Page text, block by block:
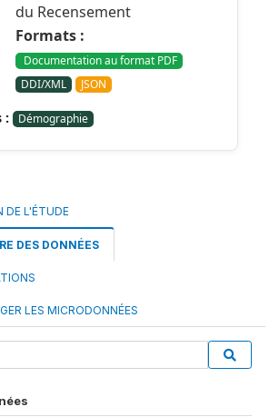
du Recensement
Formats :
Documentation au format PDF
DDI/XML
JSON
: Démographie
DE L'ÉTUDE
DES DONNÉES
LES MICRODONNÉES